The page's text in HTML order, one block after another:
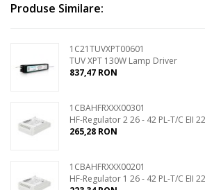
Produse Similare:
1C21TUVXPT00601
TUV XPT 130W Lamp Driver
837,47 RON
1CBAHFRXXX00301
HF-Regulator 2 26 - 42 PL-T/C EII
265,28 RON
1CBAHFRXXX00201
HF-Regulator 1 26 - 42 PL-T/C EII